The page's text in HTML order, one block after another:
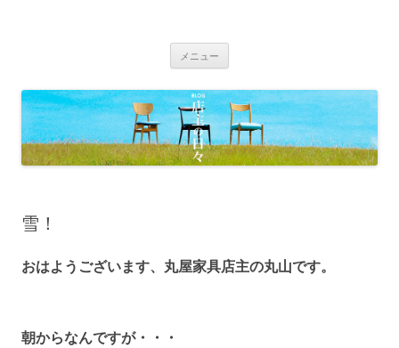
市・塩尻市 木の家具、こだわりの家
具の専門店
メニュー
テ
ン
ツ
へ
移
雪！
おはようございます、丸屋家具店主の丸山です。
朝からなんですが・・・